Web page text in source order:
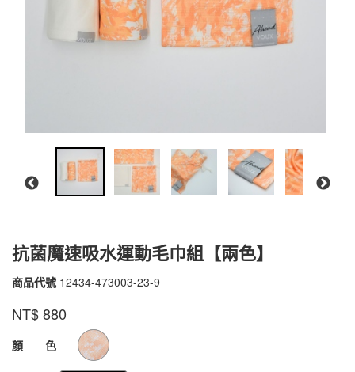
抗菌魔速吸水運動毛巾組【兩色】
商品代號 12434-473003-23-9
12434-
23-
品牌 VOUX
NT$880
GOODS000000000000000105494
顏 色